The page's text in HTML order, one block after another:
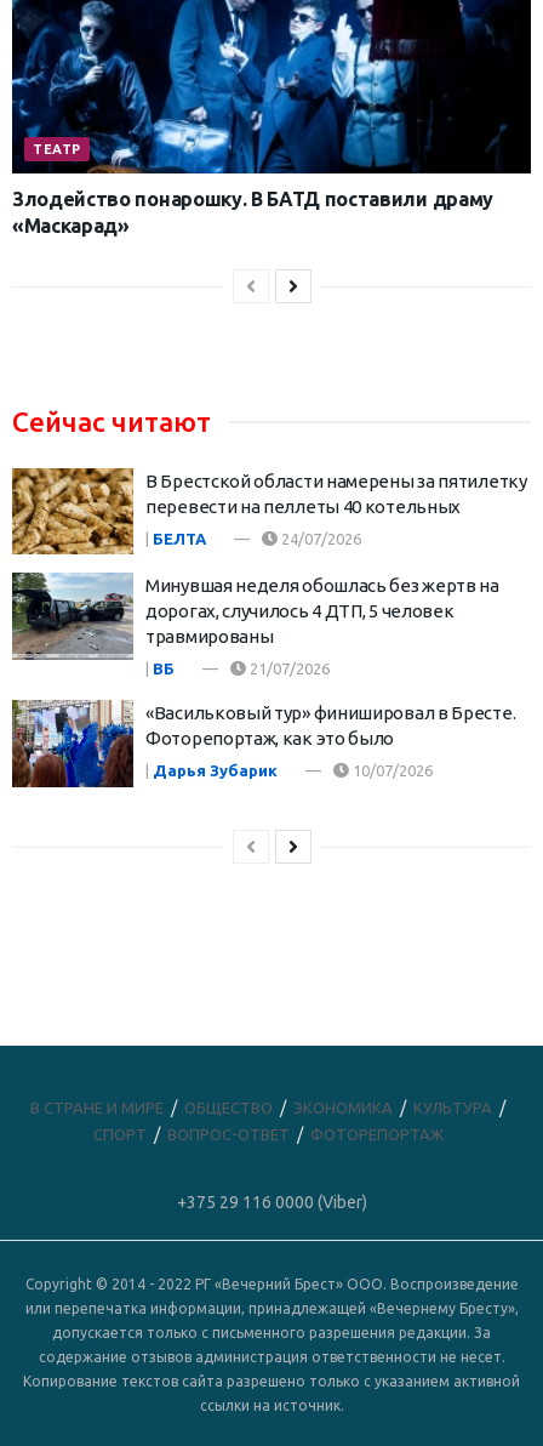
ТЕАТР
Злодейство понарошку. В БАТД поставили драму
«Маскарад»
Сейчас читают
В Брестской области намерены за пятилетку
перевести на пеллеты 40 котельных
| БЕЛТА 24/07/2026
Минувшая неделя обошлась без жертв на
дорогах, случилось 4 ДТП, 5 человек
травмированы
ВБ 21/07/2026
«Васильковый тур» финишировал в Бресте.
Фоторепортаж, как это было
Дарья Зубарик 10/07/2026
В СТРАНЕ И МИРЕ ОБЩЕСТВО ЭКОНОМИКА
КУЛЬТУРА
СПОРТ
ВОПРОС-ОТВЕТ ФОТОРЕПОРТАЖ
+375 29 116 0000 (Viber)
Copyright © 2014 - 2022 РГ «Вечерний Брест» ООО. Воспроизведение
или перепечатка информации, принадлежащей «Вечернему Бресту»,
допускается только с письменного разрешения редакции. За
содержание отзывов администрация ответственности не несет.
Копирование текстов сайта разрешено только с указанием активной
ссылки на источник.